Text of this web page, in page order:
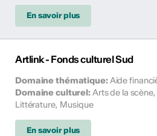
En savoir plus
Artlink - Fonds culturel Sud
Domaine thématique:Aide
Domaine culturel:Arts de la scène,
Littérature, Musique
En savoir plus